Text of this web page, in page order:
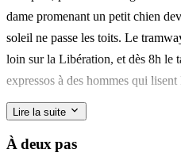
Best for a solo traveller or a
— at the beach, in the markets,
want a warm bath and a compact
dame promenant un petit chien
soleil ne passe les toits. Le
loin sur la Libération, et dès 8h le
expressos à des hommes qui
Le cœur du quartier, c'est le
à pied — le vrai marché de Nice,
Lire la suite
À deux pas